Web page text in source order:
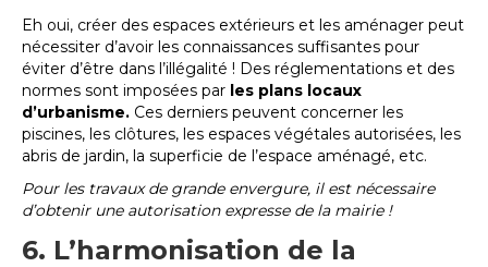
Eh oui, créer des espaces extérieurs et les aménager peut
nécessiter d’avoir les connaissances suffisantes pour
éviter d’être dans l’illégalité ! Des réglementations et des
normes sont imposées par les plans locaux
d’urbanisme. Ces derniers peuvent concerner les
piscines, les clôtures, les espaces végétales autorisées, les
abris de jardin, la superficie de l’espace aménagé, etc.
Pour les travaux de grande envergure, il est nécessaire
d’obtenir une autorisation expresse de la mairie !
6. L’harmonisation de la